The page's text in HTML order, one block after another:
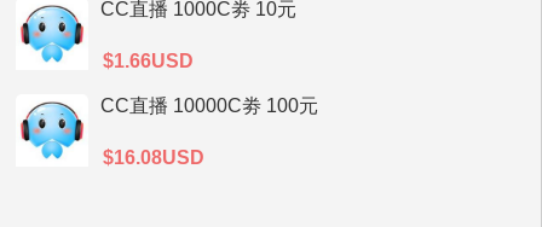
CC直播 1000C劵 10元
$1.66USD
CC直播 10000C劵 100元
$16.08USD